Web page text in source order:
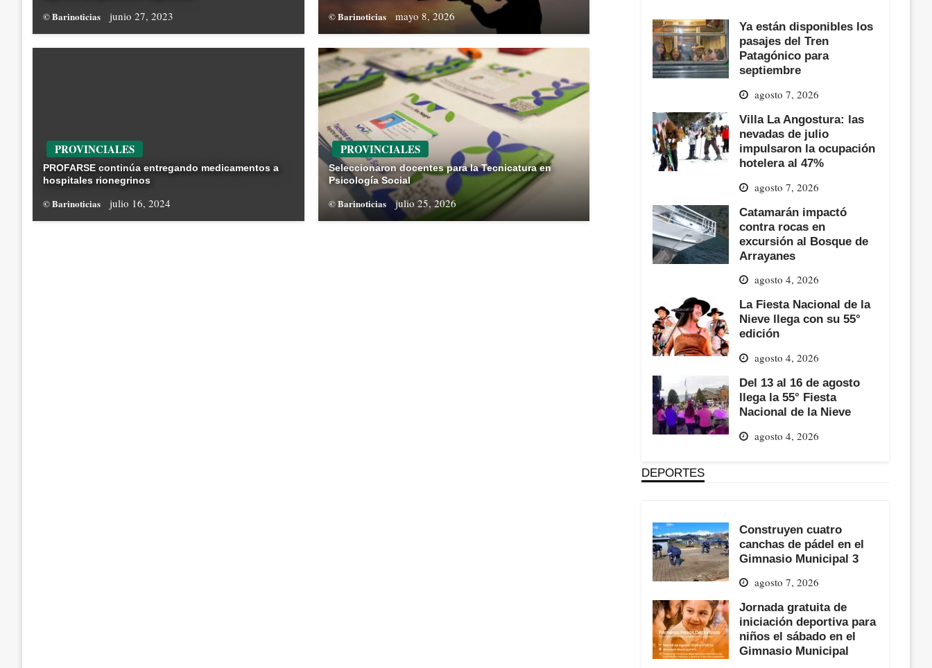
© Barinoticias junio 27, 2023 © Barinoticias mayo 8, 2026
PROVINCIALES
PROFARSE continúa entregando medicamentos a
hospitales rionegrinos
© Barinoticias julio 16, 2024
PROVINCIALES
Seleccionaron docentes para la Tecnicatura en
Psicología Social
© Barinoticias julio 25, 2026
Ya están disponibles los
pasajes del Tren
Patagónico para
septiembre
agosto 7, 2026
Villa La Angostura: las
nevadas de julio
impulsaron la ocupación
hotelera al 47%
agosto 7, 2026
Catamarán impactó
contra rocas en
excursión al Bosque de
Arrayanes
agosto 4, 2026
La Fiesta Nacional de la
Nieve llega con su 55°
edición
agosto 4, 2026
Del 13 al 16 de agosto
llega la 55° Fiesta
Nacional de la Nieve
agosto 4, 2026
DEPORTES
Construyen cuatro
canchas de pádel en el
Gimnasio Municipal 3
agosto 7, 2026
Jornada gratuita de
iniciación deportiva para
niños el sábado en el
Gimnasio Municipal